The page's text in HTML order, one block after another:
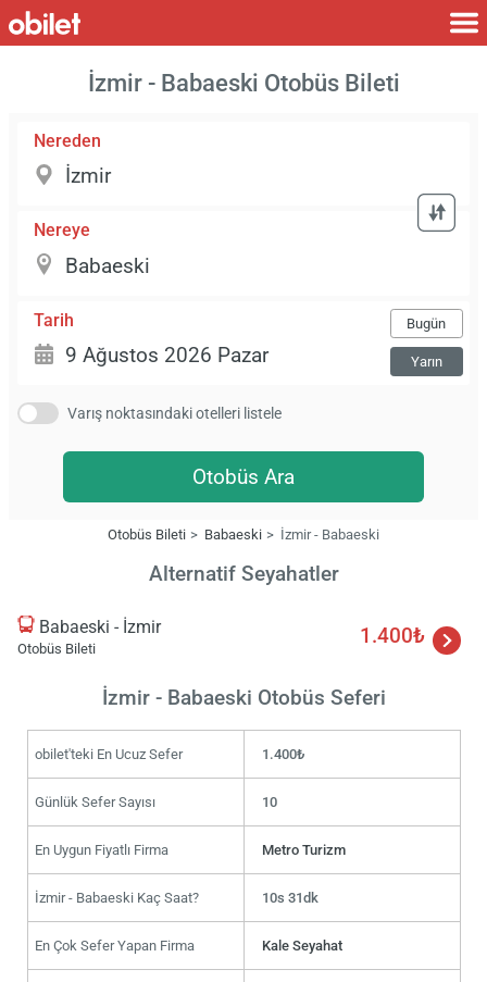
İzmir - Babaeski Otobüs Bileti
Nereden
Nereye
Tarih Bugün
Yarın
Varış noktasındaki otelleri listele
Otobüs Ara
Otobüs Bileti Babaeski İzmir - Babaeski
Alternatif Seyahatler
Babaeski - İzmir
Otobüs Bileti
1.400₺
İzmir - Babaeski Otobüs Seferi
obilet'teki En Ucuz Sefer 1.400₺
Günlük Sefer Sayısı 10
En Uygun Fiyatlı Firma Metro Turizm
İzmir - Babaeski Kaç Saat? 10s 31dk
En Çok Sefer Yapan Firma Kale Seyahat